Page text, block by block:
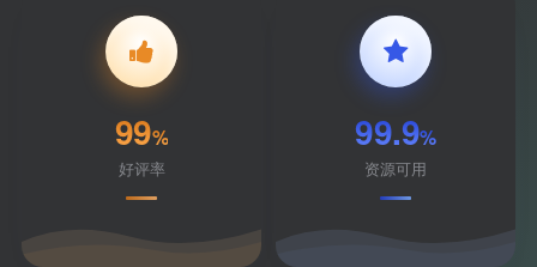
99%
好评率
99.9%
资源可用